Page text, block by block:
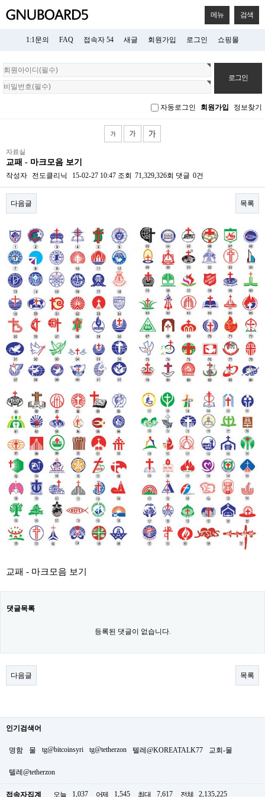
메뉴 검색
1:1문의 FAQ 접속자 54 새글 회원가입 로그인 쇼핑몰
회
원
로
자동로그인 회원가입 정보찾기
자료실
교패 - 마크모음 보기
작성자 전도클리닉 15-02-27 10:47 조회 71,329,326회 댓글 0건
다음글 목록
본문
교패 - 마크모음 보기
댓글목록
등록된 댓글이 없습니다.
다음글 목록
인기검색어
명함 물 tg@bitcoinsyri tg@tetherzon 텔레@KOREATALK77 교회-물
텔레@tetherzon
접속자집계 오늘 1,037 어제 1,545 최대 7,617 전체 2,135,225